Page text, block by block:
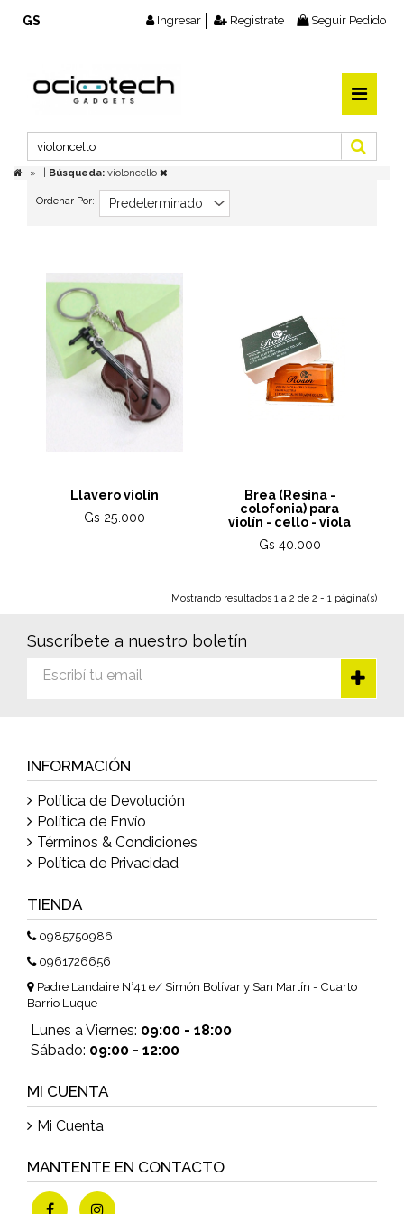
GS Ingresar Registrate Seguir Pedido
Búsqueda: violoncello
Ordenar Por:
Llavero violín
Gs 25.000
Brea (Resina -
colofonia) para
violín - cello - viola
Gs 40.000
Mostrando resultados 1 a 2 de 2 - 1 página(s)
Suscríbete a nuestro boletín
INFORMACIÓN
Política de Devolución
Política de Envío
Términos & Condiciones
Política de Privacidad
TIENDA
0985750986
0961726656
Padre Landaire N°41 e/ Simón Bolívar y San Martín - Cuarto
Barrio Luque
Lunes a Viernes: 09:00 - 18:00
Sábado: 09:00 - 12:00
MI CUENTA
Mi Cuenta
MANTENTE EN CONTACTO